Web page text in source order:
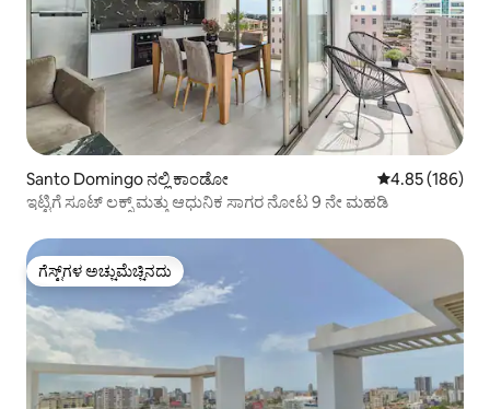
Santo Domingo ನಲ್ಲಿ ಕಾಂಡೋ 5 ರಲ್ಲಿ 4.85
4.85 (186)
ಇಟ್ಟಿಗೆ ಸೂಟ್ ಲಕ್ಸ್ ಮತ್ತು ಆಧುನಿಕ ಸಾಗರ ನೋಟ 9 ನೇ ಮಹಡಿ
ಗೆಸ್ಟ್‌ಗಳ ಅಚ್ಚುಮೆಚ್ಚಿನದು
ಗೆಸ್ಟ್‌ಗಳ ಅಚ್ಚುಮೆಚ್ಚಿನದು